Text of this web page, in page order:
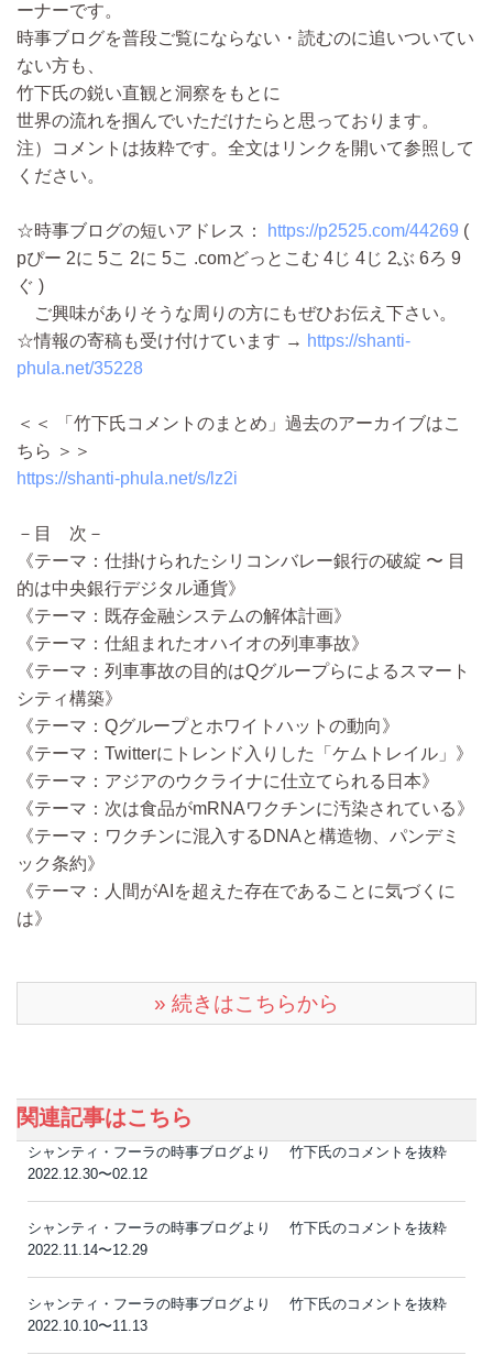
ーナーです。
時事ブログを普段ご覧にならない・読むのに追いついてい
ない方も、
竹下氏の鋭い直観と洞察をもとに
世界の流れを掴んでいただけたらと思っております。
注）コメントは抜粋です。全文はリンクを開いて参照して
ください。
☆時事ブログの短いアドレス： https://p2525.com/44269 (
pぴー 2に 5こ 2に 5こ .comどっとこむ 4じ 4じ 2ぶ 6ろ 9
ぐ )
ご興味がありそうな周りの方にもぜひお伝え下さい。
☆情報の寄稿も受け付けています → https://shanti-
phula.net/35228
＜＜ 「竹下氏コメントのまとめ」過去のアーカイブはこ
ちら ＞＞
https://shanti-phula.net/s/lz2i
－目 次－
《テーマ：仕掛けられたシリコンバレー銀行の破綻 〜 目
的は中央銀行デジタル通貨》
《テーマ：既存金融システムの解体計画》
《テーマ：仕組まれたオハイオの列車事故》
《テーマ：列車事故の目的はQグループらによるスマート
シティ構築》
《テーマ：Qグループとホワイトハットの動向》
《テーマ：Twitterにトレンド入りした「ケムトレイル」》
《テーマ：アジアのウクライナに仕立てられる日本》
《テーマ：次は食品がmRNAワクチンに汚染されている》
《テーマ：ワクチンに混入するDNAと構造物、パンデミ
ック条約》
《テーマ：人間がAIを超えた存在であることに気づくに
は》
» 続きはこちらから
関連記事はこちら
シャンティ・フーラの時事ブログより 竹下氏のコメントを抜粋
2022.12.30〜02.12
シャンティ・フーラの時事ブログより 竹下氏のコメントを抜粋
2022.11.14〜12.29
シャンティ・フーラの時事ブログより 竹下氏のコメントを抜粋
2022.10.10〜11.13